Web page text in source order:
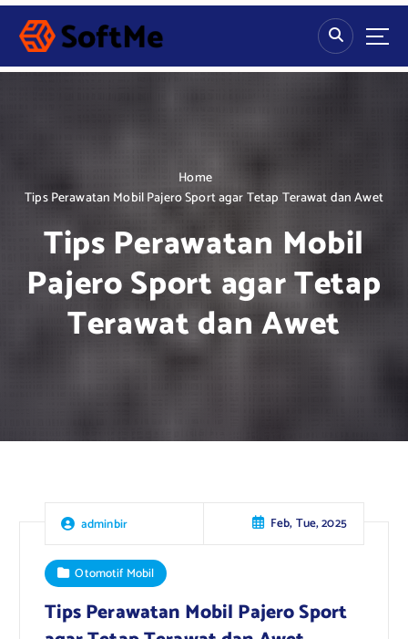
S
p
Home
Tips Perawatan Mobil Pajero Sport agar Tetap Terawat dan Awet
Tips Perawatan Mobil
Pajero Sport agar Tetap
Terawat dan Awet
adminbir Feb, Tue, 2025
Otomotif Mobil
Tips Perawatan Mobil Pajero Sport